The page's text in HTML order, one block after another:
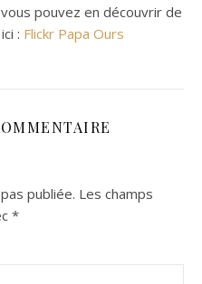
pouvez en découvrir de
: Flickr Papa Ours
publiée. Les champs
*